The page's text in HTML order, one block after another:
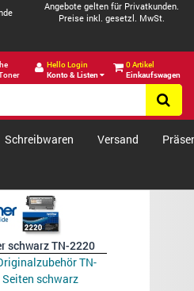
Angebote gelten für Privatkunden.
Preise inkl. gesetzl. MwSt.
Hello Login
Konto & Listen
0 Artikel
Einkaufswagen
Schreibwaren Versand
schwarz TN-2220
TN-
schwarz